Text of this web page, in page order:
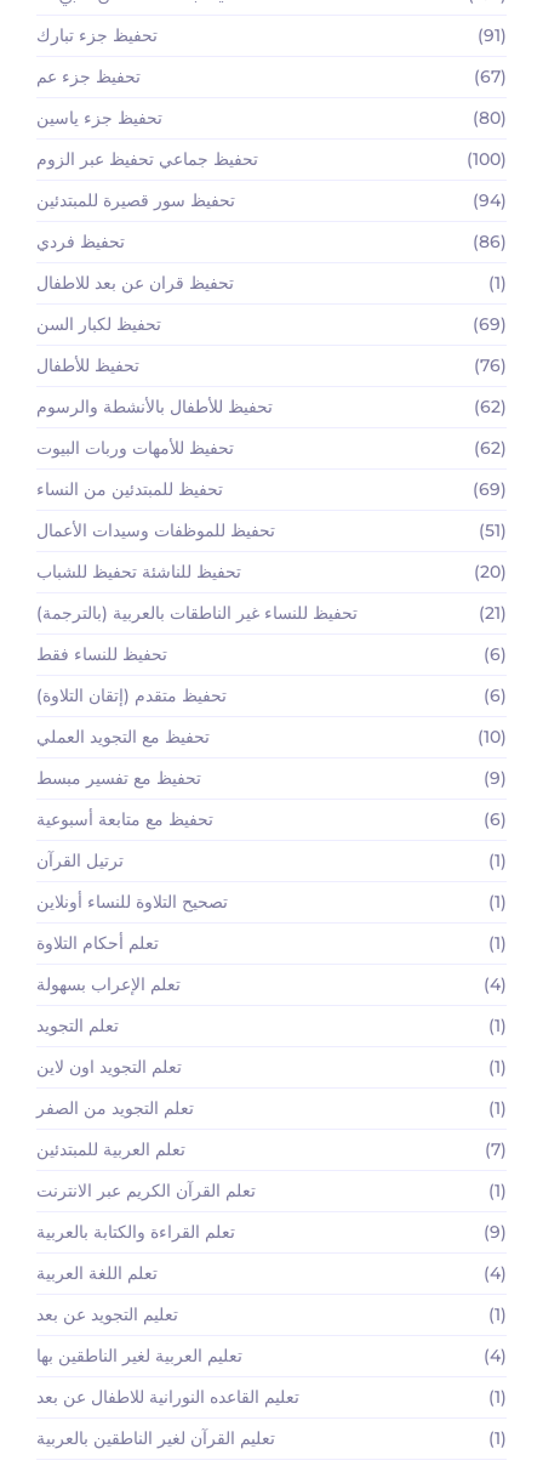
تحفيظ جزء تبارك
(91)
تحفيظ جزء عم
(67)
تحفيظ جزء ياسين
(80)
تحفيظ جماعي تحفيظ عبر الزوم
(100)
تحفيظ سور قصيرة للمبتدئين
(94)
تحفيظ فردي
(86)
تحفيظ قران عن بعد للاطفال
(1)
تحفيظ لكبار السن
(69)
تحفيظ للأطفال
(76)
تحفيظ للأطفال بالأنشطة والرسوم
(62)
تحفيظ للأمهات وربات البيوت
(62)
تحفيظ للمبتدئين من النساء
(69)
تحفيظ للموظفات وسيدات الأعمال
(51)
تحفيظ للناشئة تحفيظ للشباب
(20)
تحفيظ للنساء غير الناطقات بالعربية (بالترجمة)
(21)
تحفيظ للنساء فقط
(6)
تحفيظ متقدم (إتقان التلاوة)
(6)
تحفيظ مع التجويد العملي
(10)
تحفيظ مع تفسير مبسط
(9)
تحفيظ مع متابعة أسبوعية
(6)
ترتيل القرآن
(1)
تصحيح التلاوة للنساء أونلاين
(1)
تعلم أحكام التلاوة
(1)
تعلم الإعراب بسهولة
(4)
تعلم التجويد
(1)
تعلم التجويد اون لاين
(1)
تعلم التجويد من الصفر
(1)
تعلم العربية للمبتدئين
(7)
تعلم القرآن الكريم عبر الانترنت
(1)
تعلم القراءة والكتابة بالعربية
(9)
تعلم اللغة العربية
(4)
تعليم التجويد عن بعد
(1)
تعليم العربية لغير الناطقين بها
(4)
تعليم القاعده النورانية للاطفال عن بعد
(1)
تعليم القرآن لغير الناطقين بالعربية
(1)